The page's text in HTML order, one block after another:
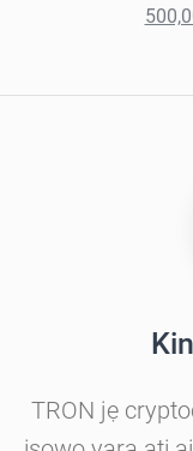
TRON jẹ